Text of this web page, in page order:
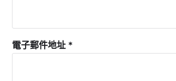
電子郵件地址 *